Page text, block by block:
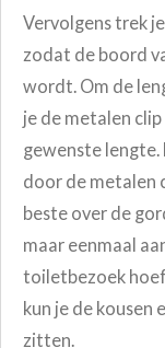
Vervolgens trek
zodat de boord
wordt. Om de
je de metalen
gewenste
door de metalen
beste over de
maar eenmaal
toiletbezoek hoef
kun je de kousen
zitten.